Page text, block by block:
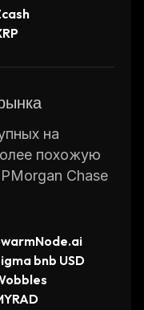
на
похожую
Chase
bnb USD